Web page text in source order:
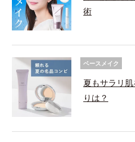
術
ベースメイク
夏もサラリ
りは？